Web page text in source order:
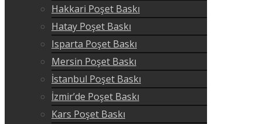
Hakkari Poşet Baskı
Hatay Poşet Baskı
Isparta Poşet Baskı
Mersin Poşet Baskı
İstanbul Poşet Baskı
İzmir’de Poşet Baskı
Kars Poşet Baskı